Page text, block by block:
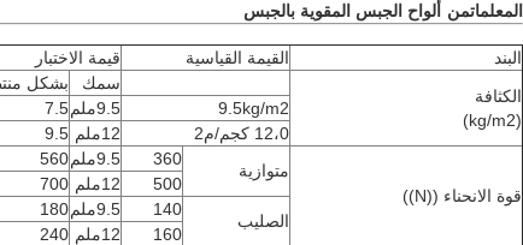
المعلماتمن ألواح الجبس المقوية بالجبس
البند القيمة القياسية
قيمة الاختبار
الكثافة
(kg/m2)
سمك بشكل
9.5kg/m2
9.5ملم 7.5
12،0 كجم/م2
12ملم 9.5
قوة الانحناء ((N))
متوازية
360 9.5ملم
560
500
12ملم
700
الصليب
140 9.5ملم
180
160
12ملم
240